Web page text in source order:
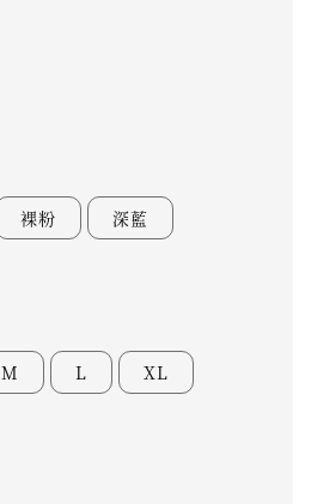
裸粉 深藍
M L XL